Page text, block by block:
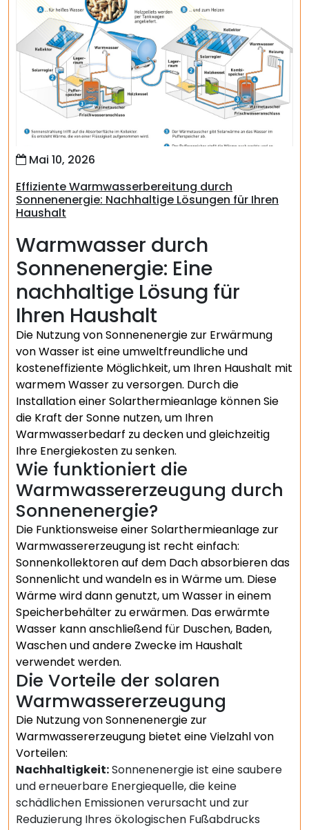
Mai 10, 2026
Effiziente Warmwasserbereitung durch
Sonnenenergie: Nachhaltige Lösungen für Ihren
Haushalt
Warmwasser durch
Sonnenenergie: Eine
nachhaltige Lösung für
Ihren Haushalt
Die Nutzung von Sonnenenergie zur Erwärmung
von Wasser ist eine umweltfreundliche und
kosteneffiziente Möglichkeit, um Ihren Haushalt mit
warmem Wasser zu versorgen. Durch die
Installation einer Solarthermieanlage können Sie
die Kraft der Sonne nutzen, um Ihren
Warmwasserbedarf zu decken und gleichzeitig
Ihre Energiekosten zu senken.
Wie funktioniert die
Warmwassererzeugung durch
Sonnenenergie?
Die Funktionsweise einer Solarthermieanlage zur
Warmwassererzeugung ist recht einfach:
Sonnenkollektoren auf dem Dach absorbieren das
Sonnenlicht und wandeln es in Wärme um. Diese
Wärme wird dann genutzt, um Wasser in einem
Speicherbehälter zu erwärmen. Das erwärmte
Wasser kann anschließend für Duschen, Baden,
Waschen und andere Zwecke im Haushalt
verwendet werden.
Die Vorteile der solaren
Warmwassererzeugung
Die Nutzung von Sonnenenergie zur
Warmwassererzeugung bietet eine Vielzahl von
Vorteilen:
Nachhaltigkeit:Sonnenenergie ist eine saubere
und erneuerbare Energiequelle, die keine
schädlichen Emissionen verursacht und zur
Reduzierung Ihres ökologischen Fußabdrucks